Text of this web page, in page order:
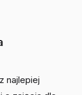
najlepiej